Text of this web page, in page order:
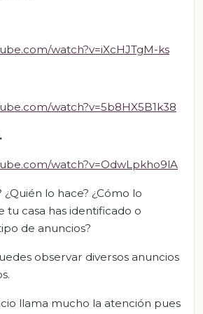
watch?v=iXcHJTgM-ks
watch?v=5b8HX5B1k38
watch?v=OdwLpkho9lA
¿Quién lo hace? ¿Cómo lo
tu casa has identificado o
de anuncios?
observar diversos anuncios
llama mucho la atención pues